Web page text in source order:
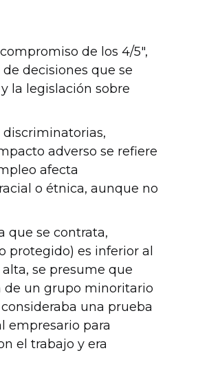
de los 4/5",
decisiones que se
la legislación sobre
adverso se refiere
afecta
o étnica, aunque no
que se contrata,
protegido) es inferior al
se presume que
de un grupo minoritario
una prueba
empresario para
el trabajo y era